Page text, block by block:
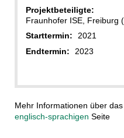
Projektbeteiligte:
Fraunhofer ISE, Freiburg
Starttermin:
2021
Endtermin:
2023
Mehr Informationen über
englisch-sprachigen Seite